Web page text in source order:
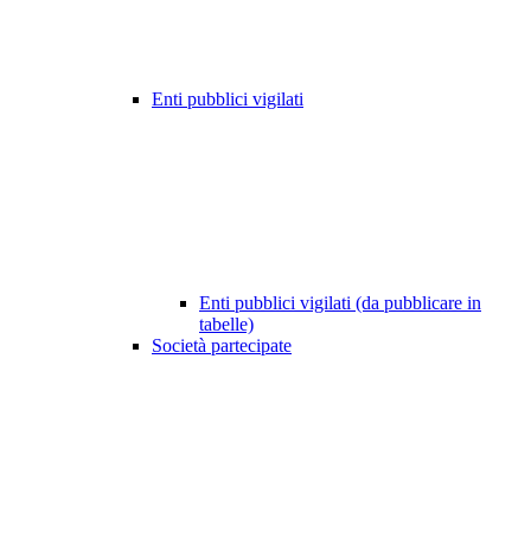
Enti pubblici vigilati
Enti pubblici vigilati (da pubblicare in
tabelle)
Società partecipate